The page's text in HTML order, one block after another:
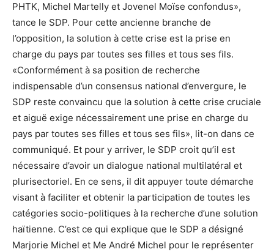
PHTK, Michel Martelly et Jovenel Moïse confondus»,
tance le SDP. Pour cette ancienne branche de
l’opposition, la solution à cette crise est la prise en
charge du pays par toutes ses filles et tous ses fils.
«Conformément à sa position de recherche
indispensable d’un consensus national d’envergure, le
SDP reste convaincu que la solution à cette crise cruciale
et aiguë exige nécessairement une prise en charge du
pays par toutes ses filles et tous ses fils», lit-on dans ce
communiqué. Et pour y arriver, le SDP croit qu’il est
nécessaire d’avoir un dialogue national multilatéral et
plurisectoriel. En ce sens, il dit appuyer toute démarche
visant à faciliter et obtenir la participation de toutes les
catégories socio-politiques à la recherche d’une solution
haïtienne. C’est ce qui explique que le SDP a désigné
Marjorie Michel et Me André Michel pour le représenter